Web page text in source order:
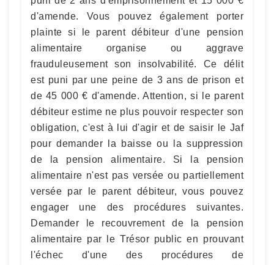
d'amende. Vous pouvez également porter
plainte si le parent débiteur d'une pension
alimentaire organise ou aggrave
frauduleusement son insolvabilité. Ce délit
est puni par une peine de 3 ans de prison et
de 45 000 € d'amende. Attention, si le parent
débiteur estime ne plus pouvoir respecter son
obligation, c'est à lui d'agir et de saisir le Jaf
pour demander la baisse ou la suppression
de la pension alimentaire. Si la pension
alimentaire n'est pas versée ou partiellement
versée par le parent débiteur, vous pouvez
engager une des procédures suivantes.
Demander le recouvrement de la pension
alimentaire par le Trésor public en prouvant
l'échec d'une des procédures de